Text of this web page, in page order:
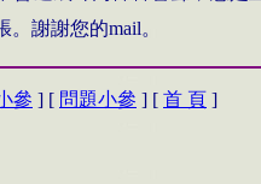
。謝謝您的mail。
參 ] [ 問題小參 ] [ 首 頁 ]